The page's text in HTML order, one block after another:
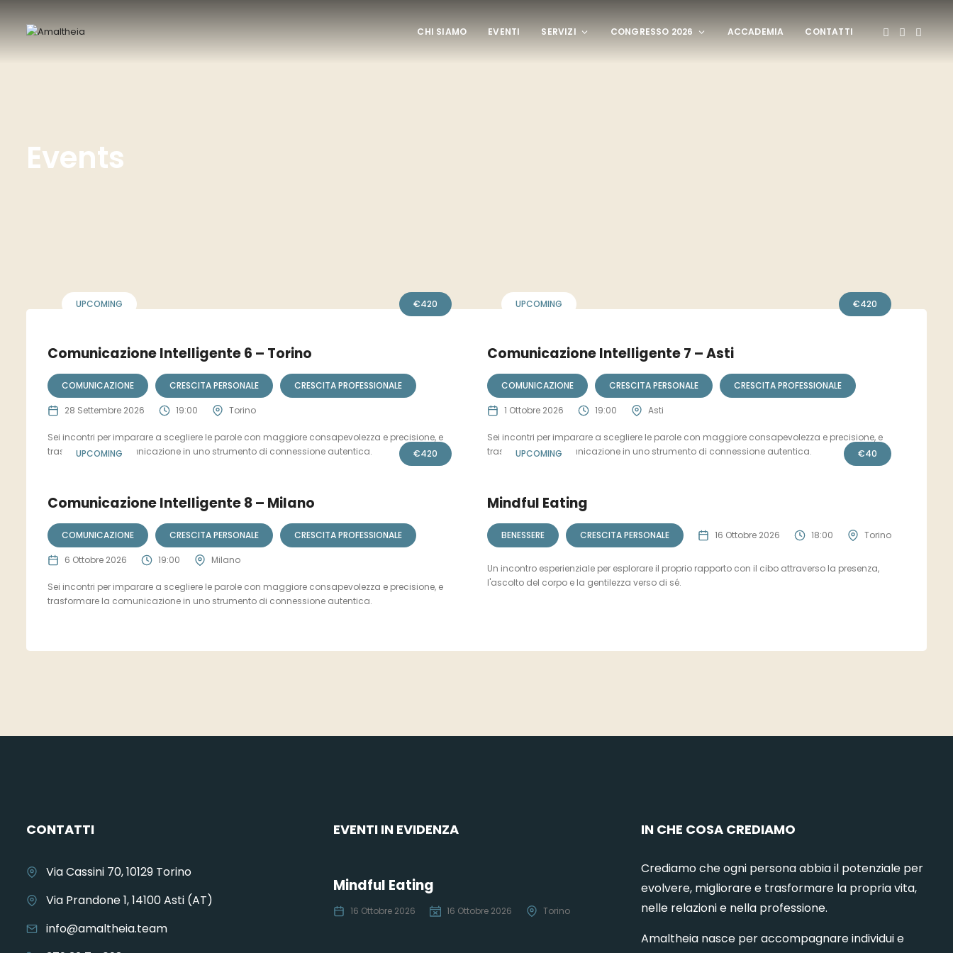
CHI SIAMO EVENTI SERVIZI CONGRESSO 2026 ACCADEMIA CONTATTI
Events
UPCOMING €420
Comunicazione Intelligente 6 – Torino
COMUNICAZIONE CRESCITA PERSONALE CRESCITA PROFESSIONALE
28 Settembre 2026 19:00 Torino
Sei incontri per imparare a scegliere le parole con maggiore consapevolezza e precisione, e
trasformare la comunicazione in uno strumento di connessione autentica.
UPCOMING €420
Comunicazione Intelligente 7 – Asti
COMUNICAZIONE CRESCITA PERSONALE CRESCITA PROFESSIONALE
1 Ottobre 2026 19:00 Asti
Sei incontri per imparare a scegliere le parole con maggiore consapevolezza e precisione, e
trasformare la comunicazione in uno strumento di connessione autentica.
UPCOMING €420
Comunicazione Intelligente 8 – Milano
COMUNICAZIONE CRESCITA PERSONALE CRESCITA PROFESSIONALE
6 Ottobre 2026 19:00 Milano
Sei incontri per imparare a scegliere le parole con maggiore consapevolezza e precisione, e
trasformare la comunicazione in uno strumento di connessione autentica.
UPCOMING €40
Mindful Eating
BENESSERE CRESCITA PERSONALE 16 Ottobre 2026 18:00 Torino
Un incontro esperienziale per esplorare il proprio rapporto con il cibo attraverso la presenza,
l'ascolto del corpo e la gentilezza verso di sé.
CONTATTI
Via Cassini 70, 10129 Torino
Via Prandone 1, 14100 Asti (AT)
info@amaltheia.team
EVENTI IN EVIDENZA
Mindful Eating
16 Ottobre 2026 16 Ottobre 2026 Torino
Comunicazione Intelligente 8 – Milano
6 Ottobre 2026 15 Dicembre 2026
IN CHE COSA CREDIAMO
Crediamo che ogni persona abbia il potenziale per
evolvere, migliorare e trasformare la propria vita,
nelle relazioni e nella professione.
Amaltheia nasce per accompagnare individui e